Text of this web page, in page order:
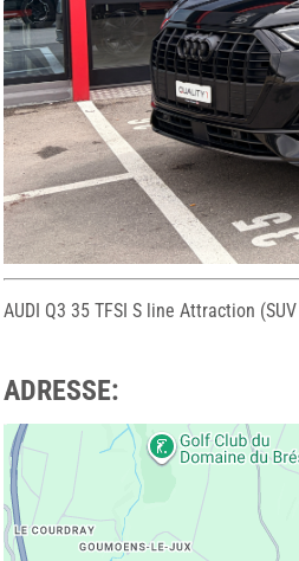
AUDI Q3 35 TFSI S line Attraction
ADRESSE: